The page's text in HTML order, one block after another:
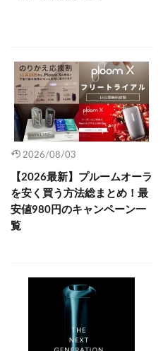
2026/08/03
【2026最新】プルームオーラ
を安く買う方法総まとめ！最
安値980円のキャンペーン一
覧